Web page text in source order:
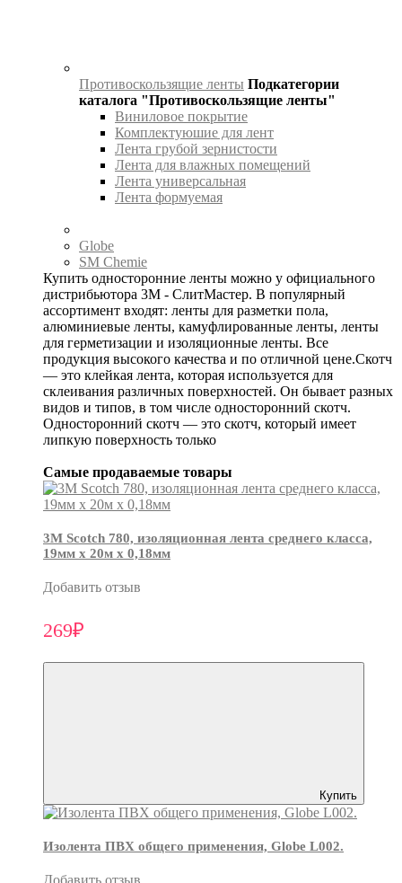
Противоскользящие ленты Подкатегории
каталога "Противоскользящие ленты"
Виниловое покрытие
Комплектуюшие для лент
Лента грубой зернистости
Лента для влажных помещений
Лента универсальная
Лента формуемая
Globe
SM Chemie
Купить односторонние ленты можно у официального
дистрибьютора 3М - СлитМастер. В популярный
ассортимент входят: ленты для разметки пола,
алюминиевые ленты, камуфлированные ленты, ленты
для герметизации и изоляционные ленты. Все
продукция высокого качества и по отличной цене.Скотч
— это клейкая лента, которая используется для
склеивания различных поверхностей. Он бывает разных
видов и типов, в том числе односторонний скотч.
Односторонний скотч — это скотч, который имеет
липкую поверхность только
Самые продаваемые товары
3М Scotch 780, изоляционная лента среднего класса,
19мм х 20м х 0,18мм
Добавить отзыв
269₽
Купить
Изолента ПВХ общего применения, Globe L002.
Добавить отзыв